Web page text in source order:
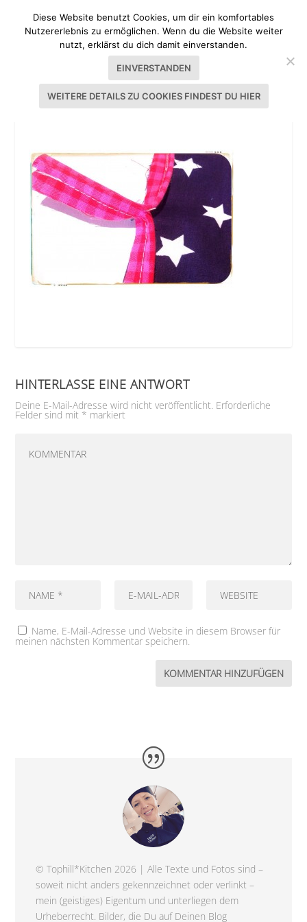
TUTORIAL KISSENHÜLLE MIT PASPEL
HINTERLASSE EINE ANTWORT
Deine E-Mail-Adresse wird nicht veröffentlicht. Erforderliche
Felder sind mit * markiert
Name, E-Mail-Adresse und Website in diesem Browser für
meinen nächsten Kommentar speichern.
© Tophill*Kitchen 2026 | Alle Texte und Fotos sind –
soweit nicht anders gekennzeichnet oder verlinkt –
mein (geistiges) Eigentum und unterliegen dem
Urheberrecht. Bilder, die Du auf Deinen Blog
Diese Website benutzt Cookies, um dir ein komfortables
Nutzererlebnis zu ermöglichen. Wenn du die Website weiter
nutzt, erklärst du dich damit einverstanden.
EINVERSTANDEN
WEITERE DETAILS ZU COOKIES FINDEST DU HIER